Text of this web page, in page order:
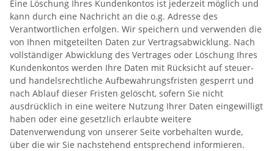
Eine Löschung Ihres Kundenkontos ist jederzeit möglich und
kann durch eine Nachricht an die o.g. Adresse des
Verantwortlichen erfolgen. Wir speichern und verwenden die
von Ihnen mitgeteilten Daten zur Vertragsabwicklung. Nach
vollständiger Abwicklung des Vertrages oder Löschung Ihres
Kundenkontos werden Ihre Daten mit Rücksicht auf steuer-
und handelsrechtliche Aufbewahrungsfristen gesperrt und
nach Ablauf dieser Fristen gelöscht, sofern Sie nicht
ausdrücklich in eine weitere Nutzung Ihrer Daten eingewilligt
haben oder eine gesetzlich erlaubte weitere
Datenverwendung von unserer Seite vorbehalten wurde,
über die wir Sie nachstehend entsprechend informieren.